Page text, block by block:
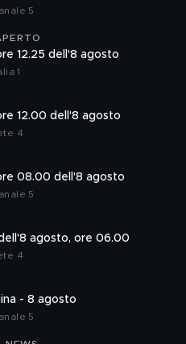
5
12.25 dell'8 agosto
1
12.00 dell'8 agosto
4
08.00 dell'8 agosto
5
agosto, ore 06.00
4
- 8 agosto
5